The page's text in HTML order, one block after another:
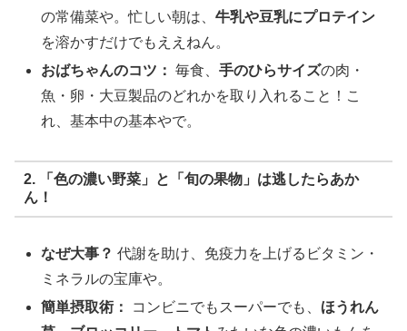
の常備菜や。忙しい朝は、牛乳や豆乳にプロテイン
を溶かすだけでもええねん。
おばちゃんのコツ： 毎食、手のひらサイズの肉・
魚・卵・大豆製品のどれかを取り入れること！こ
れ、基本中の基本やで。
2. 「色の濃い野菜」と「旬の果物」は逃したらあか
ん！
なぜ大事？ 代謝を助け、免疫力を上げるビタミン・
ミネラルの宝庫や。
簡単摂取術：
コンビニでもスーパーでも、 ほうれん